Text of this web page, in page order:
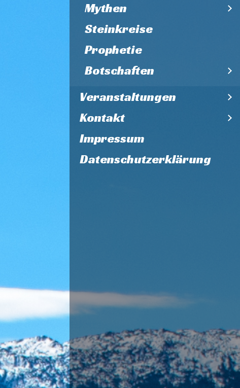
Mythen
Steinkreise
Prophetie
Botschaften
Veranstaltungen
Kontakt
Impressum
Datenschutzerklärung